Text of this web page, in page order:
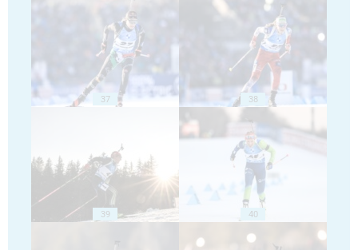
37 38
39 40